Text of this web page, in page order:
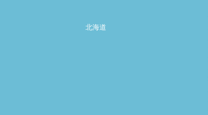
北海道